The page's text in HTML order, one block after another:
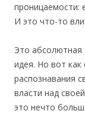
проницаемости:
И это что-то
Это абсолютная
идея. Но вот
распознавания
власти над
это нечто